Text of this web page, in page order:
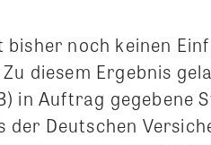
bisher noch keinen
diesem Ergebnis
in Auftrag gegebene
der Deutschen